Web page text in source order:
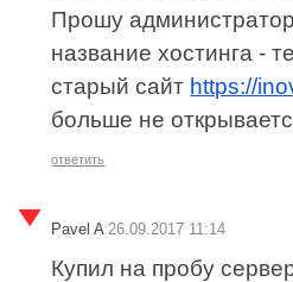
Прошу
название хостинга -
старый сайт https://
больше не
ответить
Pavel A 26.09.2017 11:14
Купил на пробу